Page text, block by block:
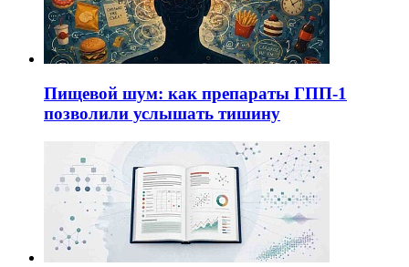
Пищевой шум: как препараты ГПП-1
позволили услышать тишину